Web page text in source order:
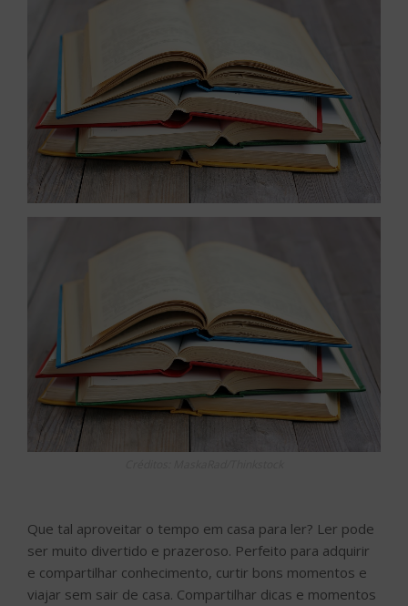
Que tal aproveitar o tempo em casa para ler? Ler pode
ser muito divertido e prazeroso. Perfeito para adquirir
e compartilhar conhecimento, curtir bons momentos e
viajar sem sair de casa. Compartilhar dicas e momentos